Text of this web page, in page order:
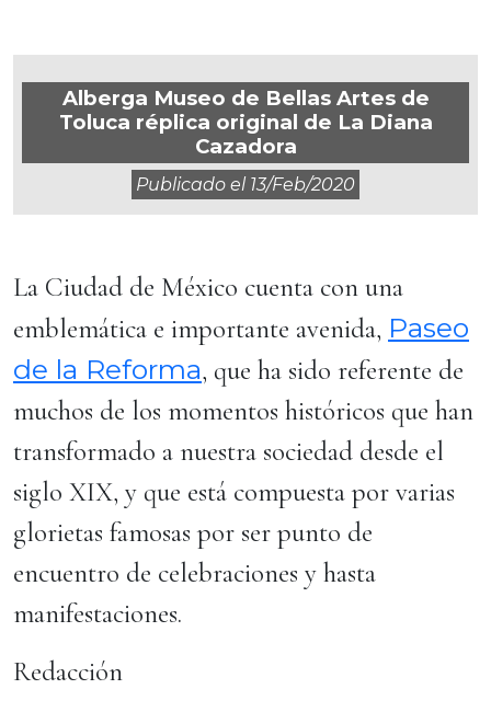
Alberga Museo de Bellas Artes de
Toluca réplica original de La Diana
Cazadora
Publicado el 13/feb/2020
La Ciudad de México cuenta con una
emblemática e importante avenida, Paseo
de la Reforma, que ha sido referente de
muchos de los momentos históricos que han
transformado a nuestra sociedad desde el
siglo XIX, y que está compuesta por varias
glorietas famosas por ser punto de
encuentro de celebraciones y hasta
manifestaciones.
Redacción